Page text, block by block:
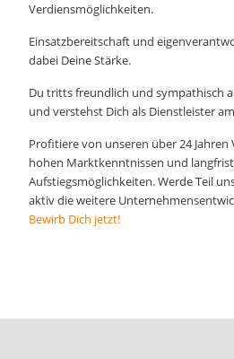
Verdiensmöglichkeiten.
Einsatzbereitschaft und
dabei Deine Stärke.
Du tritts freundlich und sympathisch
und verstehst Dich als Dienstleister
Profitiere von unseren über 24 Jahren
hohen Marktkenntnissen und
Aufstiegsmöglichkeiten. Werde Teil
aktiv die weitere
Bewirb Dich jetzt!